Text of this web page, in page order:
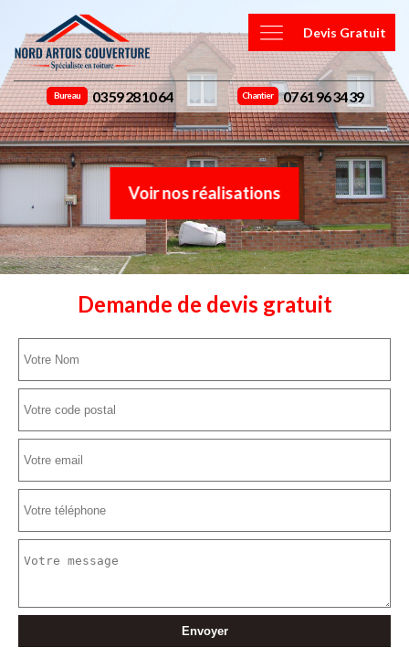
Devis Gratuit
Bureau 03 59 28 10 64 Chantier 07 61 96 34 39
Voir nos réalisations
Demande de devis gratuit